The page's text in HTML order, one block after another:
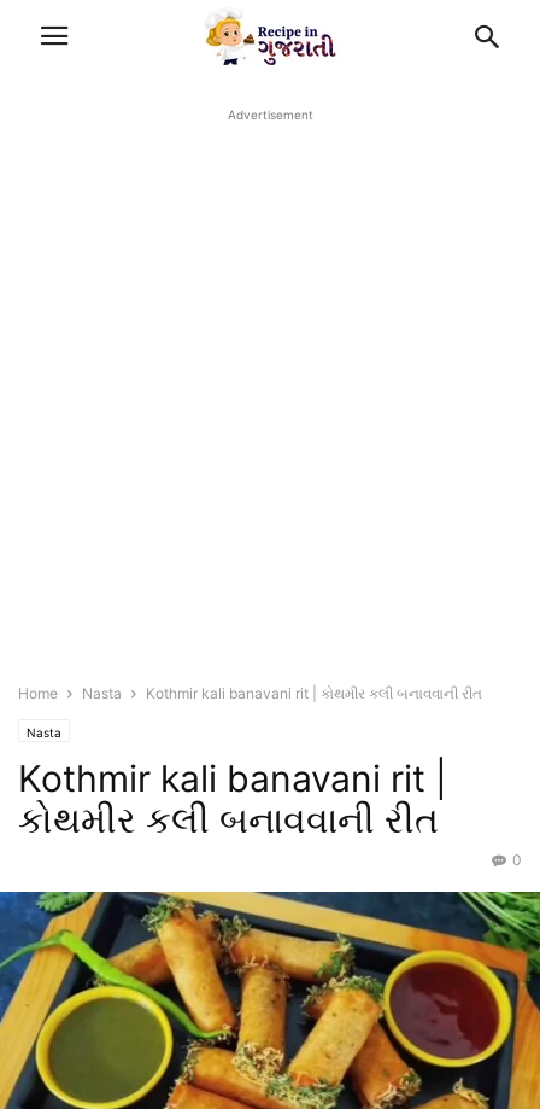
Advertisement
Home Nasta Kothmir kali banavani rit | કોથમીર કલી બનાવવાની રીત
Nasta
Kothmir kali banavani rit |
કોથમીર કલી બનાવવાની રીત
0